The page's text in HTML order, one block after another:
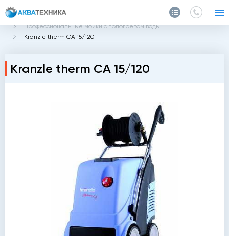
Главная Каталог
Мойки высокого давления Kranzle
Профессиональные мойки с подогревом воды
Kranzle therm CA 15/120
Kranzle therm CA 15/120